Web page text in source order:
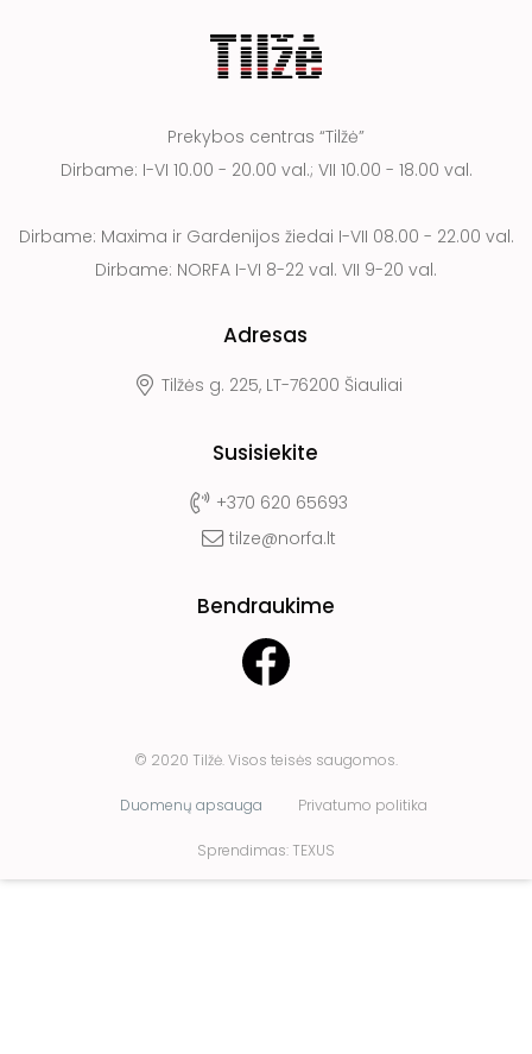
Prekybos centras “Tilžė”
Dirbame: I-VI 10.00 - 20.00 val.; VII 10.00 - 18.00 val.
Dirbame: Maxima ir Gardenijos žiedai I-VII 08.00 - 22.00 val.
Dirbame: NORFA I-VI 8-22 val. VII 9-20 val.
Adresas
Tilžės g. 225, LT-76200 Šiauliai
Susisiekite
+370 620 65693
tilze@norfa.lt
Bendraukime
© 2020 Tilžė. Visos teisės saugomos.
Duomenų apsauga Privatumo politika
Sprendimas: TEXUS